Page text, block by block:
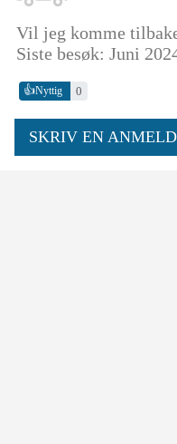
Vil jeg komme
Siste besøk: Juni
👍Nyttig 0
SKRIV EN